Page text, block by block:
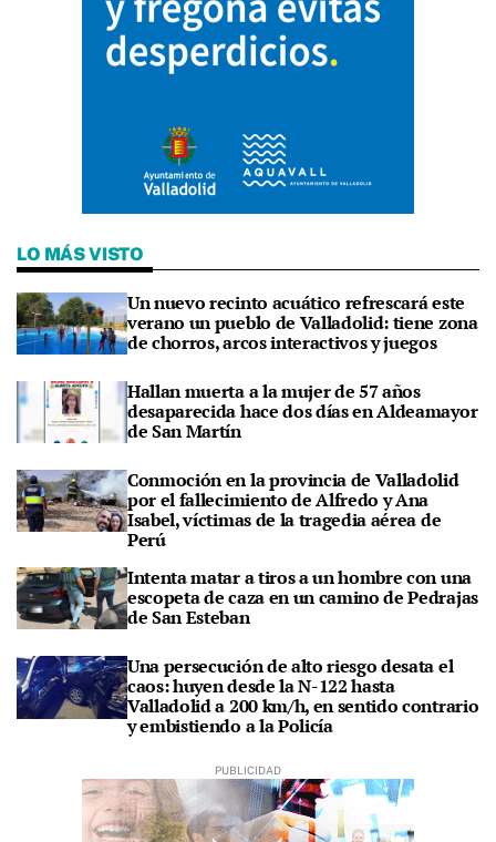
LO MÁS VISTO
Un nuevo recinto acuático refrescará este
verano un pueblo de Valladolid: tiene zona
de chorros, arcos interactivos y juegos
Hallan muerta a la mujer de 57 años
desaparecida hace dos días en Aldeamayor
de San Martín
Conmoción en la provincia de Valladolid
por el fallecimiento de Alfredo y Ana
Isabel, víctimas de la tragedia aérea de
Perú
Intenta matar a tiros a un hombre con una
escopeta de caza en un camino de Pedrajas
de San Esteban
Una persecución de alto riesgo desata el
caos: huyen desde la N-122 hasta
Valladolid a 200 km/h, en sentido contrario
y embistiendo a la Policía